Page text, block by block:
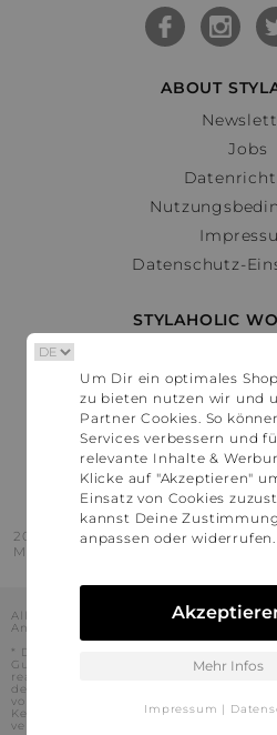
ABOUT
Jobs
Datenschutz-
STYLAHOLIC
United
2016 - 2026 © Stylaholic.
Made for you with love in munich.
Alle Preise inkl. der jeweils geltenden
Angaben ohne Gewähr.
* Die angezeigten Preise beinhalten
Gutschein-Codes auf den Seiten
realisiert werden können. Stylaholic
der Gutschein-Codes durch und es
vorkommen, dass die Gutscheine
Kenntnisstand bei dem jeweiligen
verwendet werden können. Darüber
Um Dir ein optimales
zu bieten nutzen wir und
Partner Cookies. So
Services verbessern und
relevante Inhalte &
Klicke auf "Akzeptieren"
Einsatz von Cookies
kannst Deine
anpassen oder widerrufen.
Mehr Infos
Impressum |